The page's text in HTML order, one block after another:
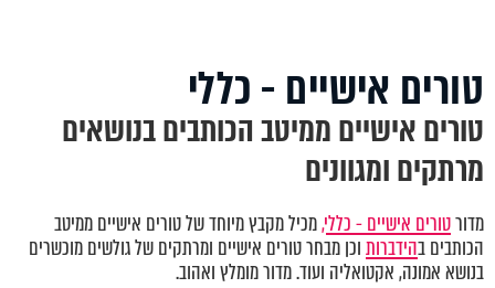
טורים אישיים - כללי
טורים אישיים ממיטב הכותבים בנושאים
מרתקים ומגוונים
מדורטורים אישיים - כללי,מכיל מקבץ מיוחד של טורים אישיים ממיטב
הכותבים בהידברותוכן מבחר טורים אישיים ומרתקים של גולשים מוכשרים
בנושא אמונה, אקטואליה ועוד. מדור מומלץ ואהוב.